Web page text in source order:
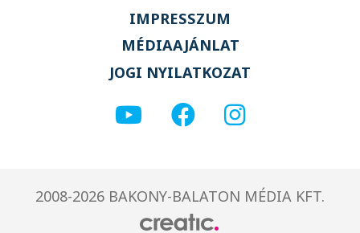
IMPRESSZUM
MÉDIAAJÁNLAT
JOGI NYILATKOZAT
2008-2026 BAKONY-BALATON MÉDIA KFT.